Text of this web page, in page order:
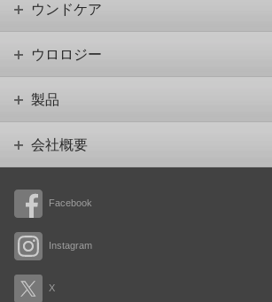
Facebook
Instagram
X
ウンドケア
ウロロジー
製品
会社概要